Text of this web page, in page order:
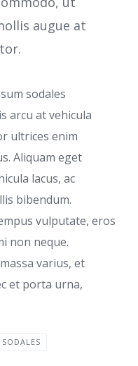
augue at
sodales
arcu at vehicula
ultrices enim
Aliquam eget
lacus, ac
bibendum.
vulputate, eros
non neque.
varius, et
et porta urna,
SODALES